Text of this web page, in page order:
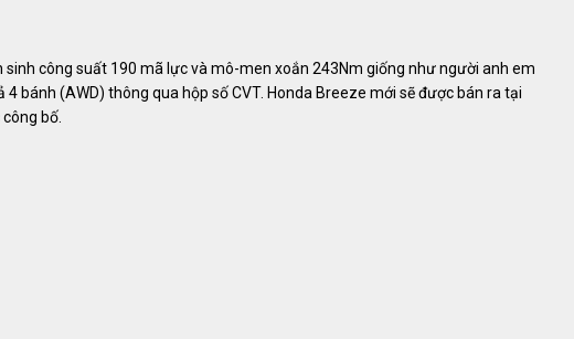
sinh công suất 190 mã lực và mô-men xoắn 243Nm giống như người anh em
bánh (AWD) thông qua hộp số CVT. Honda Breeze mới sẽ được bán ra tại
bố.